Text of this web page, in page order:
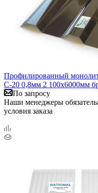
Профилированный
С-20 0,8мм 2 100х6000мм
По запросу
Наши менеджеры
условия заказа